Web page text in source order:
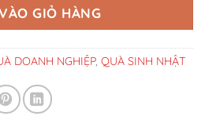
GIỎ HÀNG
DOANH NGHIỆP, QUÀ SINH NHẬT